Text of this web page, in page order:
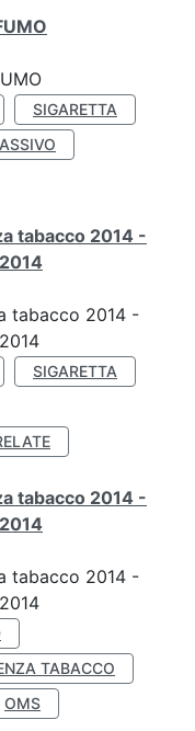
SIGARETTA
tabacco 2014 -
tabacco 2014 -
SIGARETTA
tabacco 2014 -
tabacco 2014 -
TABACCO
OMS